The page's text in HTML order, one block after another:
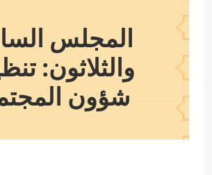
المجلس
والثلاثون:
شؤون